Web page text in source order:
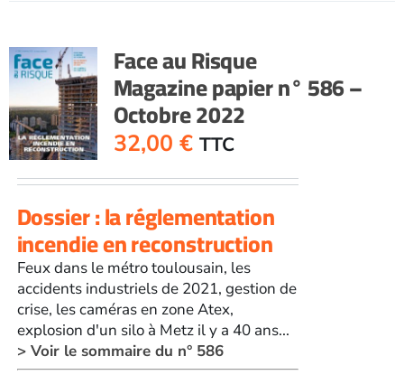
585
-
Septembre
2022
Face au Risque
Magazine papier n° 586 –
Octobre 2022
32,00 € TTC
Dossier : la réglementation
incendie en reconstruction
Feux dans le métro toulousain, les
accidents industriels de 2021, gestion de
crise, les caméras en zone Atex,
explosion d'un silo à Metz il y a 40 ans...
> Voir le sommaire du n° 586